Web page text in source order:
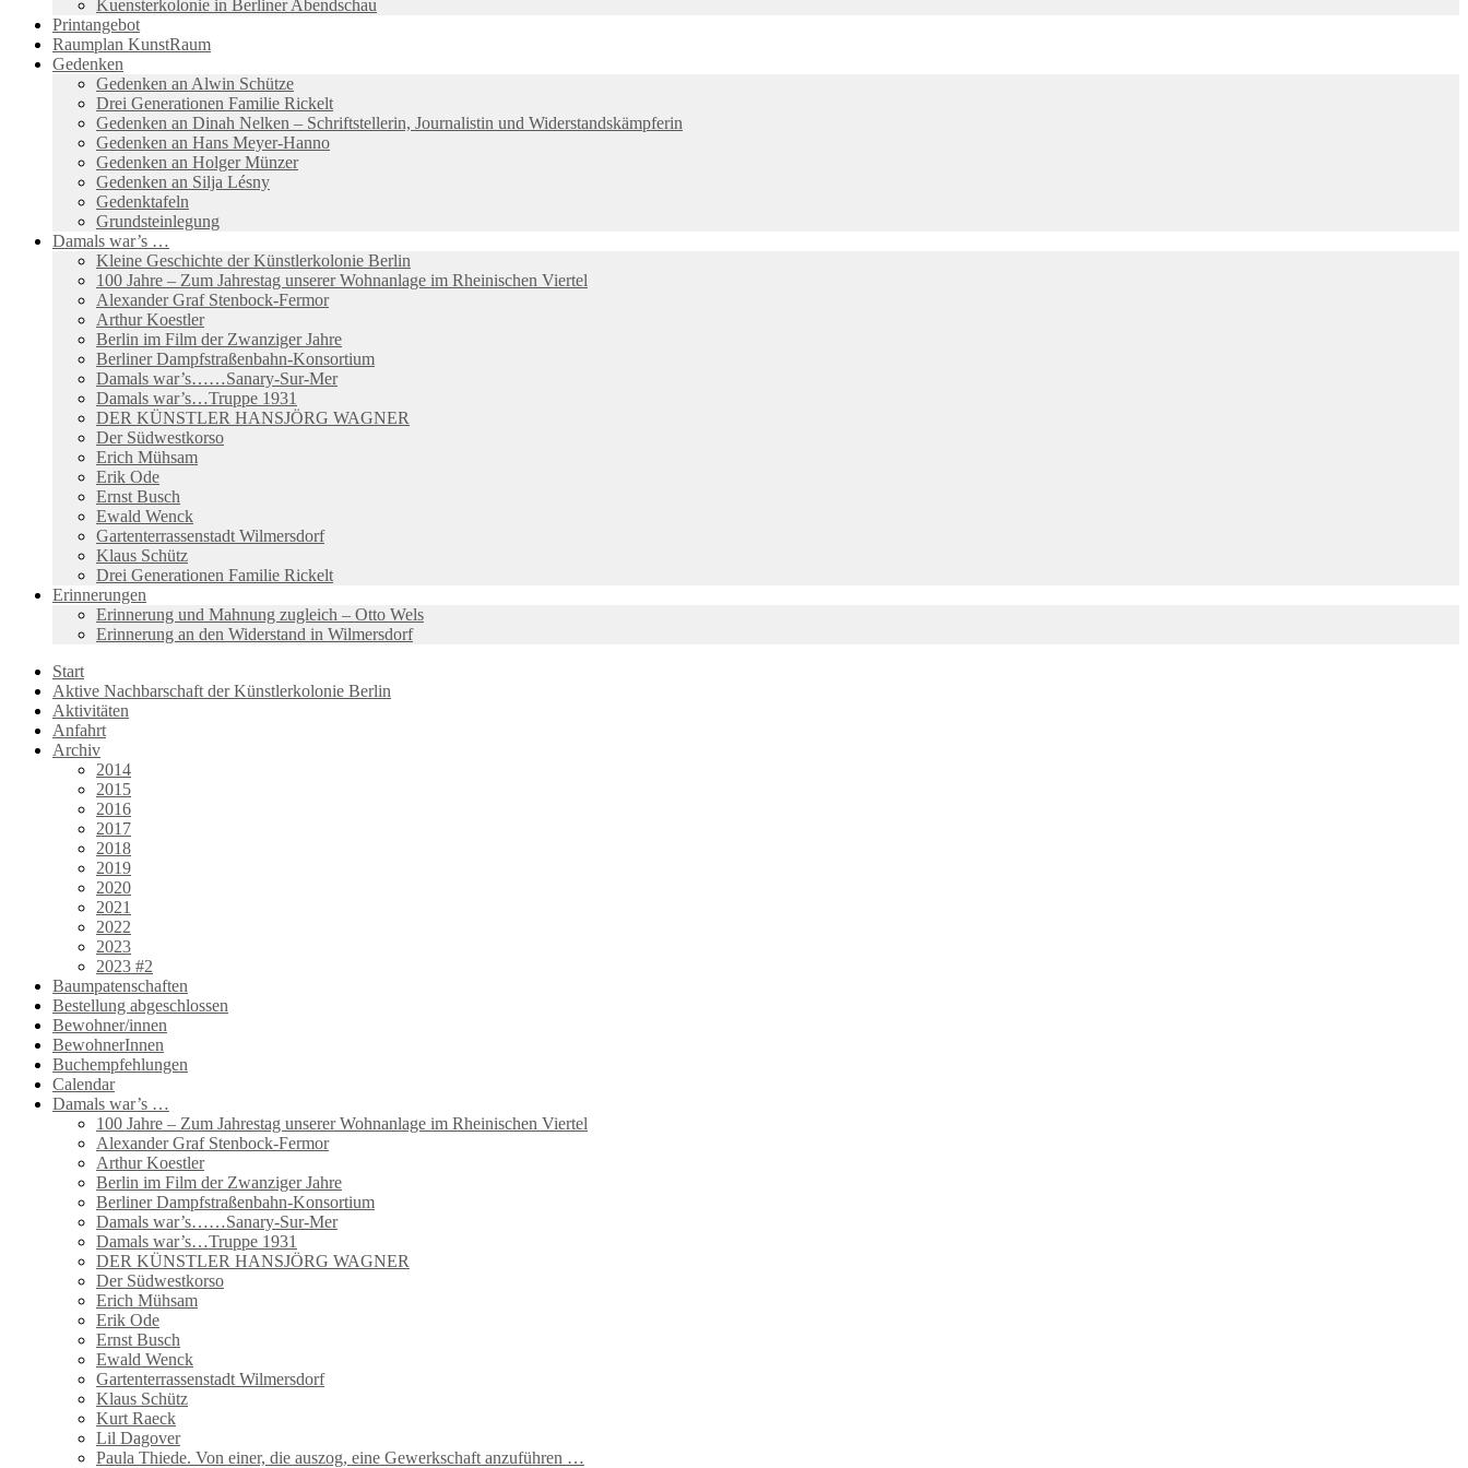
Kuensterkolonie in Berliner Abendschau
Printangebot
Raumplan KunstRaum
Gedenken
Gedenken an Alwin Schütze
Drei Generationen Familie Rickelt
Gedenken an Dinah Nelken – Schriftstellerin, Journalistin und Widerstandskämpferin
Gedenken an Hans Meyer-Hanno
Gedenken an Holger Münzer
Gedenken an Silja Lésny
Gedenktafeln
Grundsteinlegung
Damals war’s …
Kleine Geschichte der Künstlerkolonie Berlin
100 Jahre – Zum Jahrestag unserer Wohnanlage im Rheinischen Viertel
Alexander Graf Stenbock-Fermor
Arthur Koestler
Berlin im Film der Zwanziger Jahre
Berliner Dampfstraßenbahn-Konsortium
Damals war’s……Sanary-Sur-Mer
Damals war’s…Truppe 1931
DER KÜNSTLER HANSJÖRG WAGNER
Der Südwestkorso
Erich Mühsam
Erik Ode
Ernst Busch
Ewald Wenck
Gartenterrassenstadt Wilmersdorf
Klaus Schütz
Drei Generationen Familie Rickelt
Erinnerungen
Erinnerung und Mahnung zugleich – Otto Wels
Erinnerung an den Widerstand in Wilmersdorf
Start
Aktive Nachbarschaft der Künstlerkolonie Berlin
Aktivitäten
Anfahrt
Archiv
2014
2015
2016
2017
2018
2019
2020
2021
2022
2023
2023 #2
Baumpatenschaften
Bestellung abgeschlossen
Bewohner/innen
BewohnerInnen
Buchempfehlungen
Calendar
Damals war’s …
100 Jahre – Zum Jahrestag unserer Wohnanlage im Rheinischen Viertel
Alexander Graf Stenbock-Fermor
Arthur Koestler
Berlin im Film der Zwanziger Jahre
Berliner Dampfstraßenbahn-Konsortium
Damals war’s……Sanary-Sur-Mer
Damals war’s…Truppe 1931
DER KÜNSTLER HANSJÖRG WAGNER
Der Südwestkorso
Erich Mühsam
Erik Ode
Ernst Busch
Ewald Wenck
Gartenterrassenstadt Wilmersdorf
Klaus Schütz
Kurt Raeck
Lil Dagover
Paula Thiede. Von einer, die auszog, eine Gewerkschaft anzuführen …